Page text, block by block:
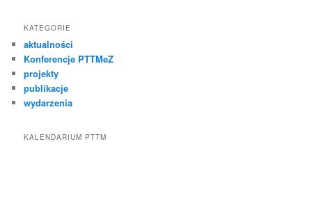
KATEGORIE
aktualności
Konferencje PTTMeZ
projekty
publikacje
wydarzenia
KALENDARIUM PTTM